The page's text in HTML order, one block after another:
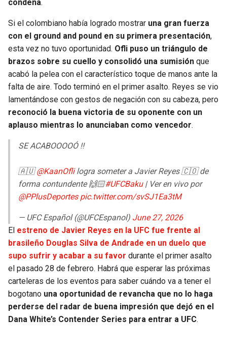
condena.
Si el colombiano había logrado mostrar una gran fuerza
con el ground and pound en su primera presentación,
esta vez no tuvo oportunidad. Ofli puso un triángulo de
brazos sobre su cuello y consolidó una sumisión que
acabó la pelea con el característico toque de manos ante la
falta de aire. Todo terminó en el primer asalto. Reyes se vio
lamentándose con gestos de negación con su cabeza, pero
reconoció la buena victoria de su oponente con un
aplauso mientras lo anunciaban como vencedor.
SE ACABOOOOÓ ‼️
🇦🇺@KaanOflilogra someter a Javier Reyes 🇨🇴 de
forma contundente 🙌🏻#UFCBaku| Ver en vivo por
@PPlusDeportes pic.twitter.com/svSJ1Ea3tM
— UFC Español (@UFCEspanol) June 27, 2026
El estreno de Javier Reyes en la UFC fue frente al
brasileño Douglas Silva de Andrade en un duelo que
supo sufrir y acabar a su favor durante el primer asalto
el pasado 28 de febrero. Habrá que esperar las próximas
carteleras de los eventos para saber cuándo va a tener el
bogotano una oportunidad de revancha que no lo haga
perderse del radar de buena impresión que dejó en el
Dana White’s Contender Series para entrar a UFC.